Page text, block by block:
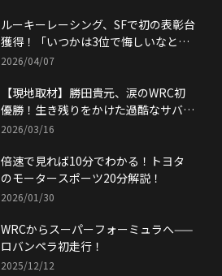
ルーキーレーシング、SFで初の表彰台
獲得！「いつかは3位で悔しいなとい
うチームに」
2026/04/07
【現地取材】勝田貴元、涙のWRC初
優勝！生き残りをかけた過酷なサバイ
バルラリーに密着
2026/03/16
倍速で見れば10分でわかる！トヨタ
のモータースポーツ20分解説！
2026/01/30
WRCからスーパーフォーミュラへ——
ロバンペラ初走行！
2025/12/12